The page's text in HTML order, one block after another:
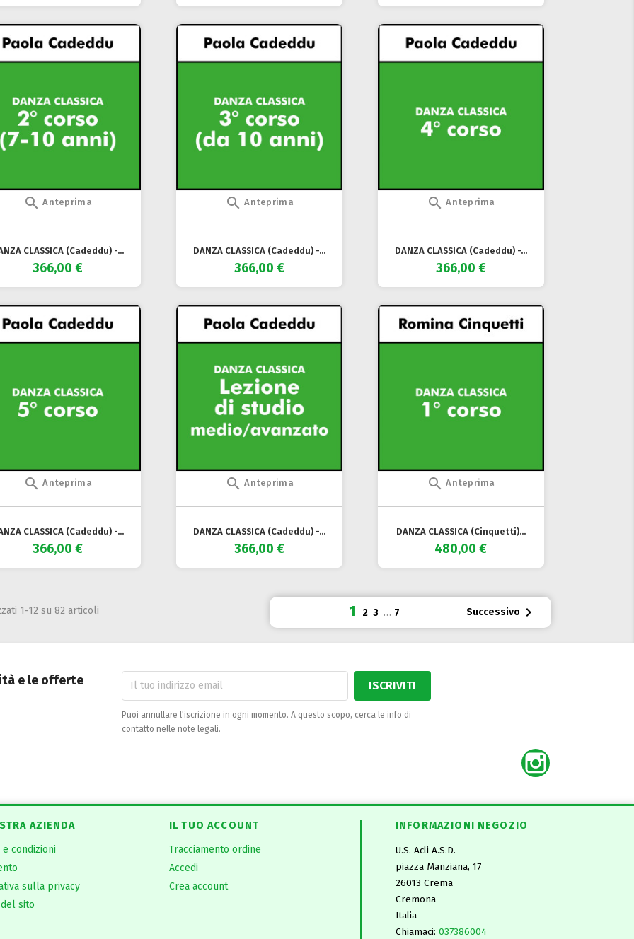
 Anteprima
CLASSICA (Cadeddu) -...
366,00 €
 Anteprima
DANZA CLASSICA (Cadeddu) -...
366,00 €
 Anteprima
DANZA CLASSICA (Cadeddu) -...
366,00 €
 Anteprima
CLASSICA (Cadeddu) -...
366,00 €
 Anteprima
DANZA CLASSICA (Cadeddu) -...
366,00 €
 Anteprima
DANZA CLASSICA (Cinquetti)...
480,00 €
1-12 su 82 articoli 1 23 … 7 Successivo 
e le offerte
Puoi annullare l'iscrizione in ogni momento. A questo scopo, cerca le info di
contatto nelle note legali.
AZIENDA
e condizioni
sulla privacy
sito
IL TUO ACCOUNT
Tracciamento ordine
Accedi
Crea account
INFORMAZIONI NEGOZIO
U.S. Acli A.S.D.
piazza Manziana, 17
26013 Crema
Cremona
Italia
Chiamaci: 037386004